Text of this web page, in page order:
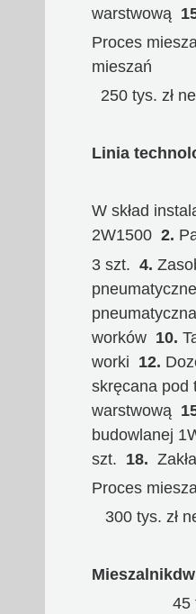
warstwową
Proces
mieszań
250 tys. zł
Linia
W skład
2W1500 2.
3 szt. 4.
worków 10.
worki 12.
skręcana
warstwową
budowlanej
szt. 18.
Proces
300 tys. zł
45